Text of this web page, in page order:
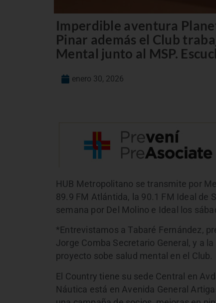
Imperdible aventura
Pinar además el Club
Mental junto al MSP.
enero 30, 2026
HUB Metropolitano se transmite por
89.9 FM Atlántida, la 90.1 FM Ideal de
semana por Del Molino e Ideal los
*Entrevistamos a Tabaré Fernández,
Jorge Comba Secretario General, y a
proyecto sobe salud mental en el Club.
El Country tiene su sede Central en
Náutica está en Avenida General